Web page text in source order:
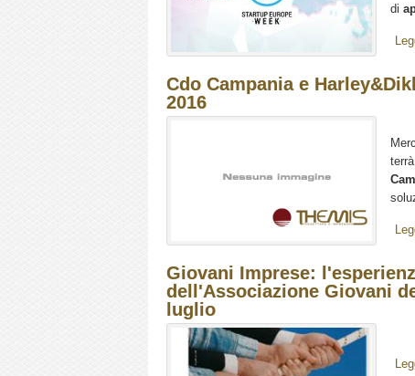
di
Cdo Campania e
2016
Giovani Imprese:
dell'Associazione Giovani
luglio